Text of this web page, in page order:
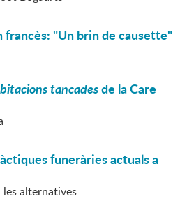
francès: "Un brin de causette"
tancadesde la Care
funeràries actuals a
alternatives